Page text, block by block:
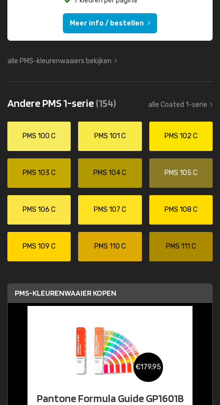
Meer info / bestellen
alle PMS-kleurenwaaiers bekijken
Andere PMS 1-serie(154) alle Coated 1-serie
PMS 100 C PMS 101 C PMS 102 C
PMS 103 C PMS 104 C PMS 105 C
PMS 106 C PMS 107 C PMS 108 C
PMS 109 C PMS 110 C PMS 111 C
PMS-KLEURENWAAIER KOPEN
€179,95
Pantone Formula Guide GP1601B